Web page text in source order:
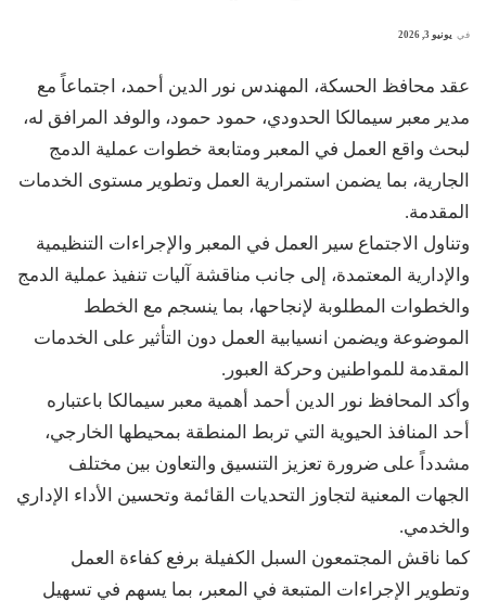
في يونيو 3, 2026
عقد محافظ الحسكة، المهندس نور الدين أحمد، اجتماعاً مع
مدير معبر سيمالكا الحدودي، حمود حمود، والوفد المرافق له،
لبحث واقع العمل في المعبر ومتابعة خطوات عملية الدمج
الجارية، بما يضمن استمرارية العمل وتطوير مستوى الخدمات
المقدمة.
وتناول الاجتماع سير العمل في المعبر والإجراءات التنظيمية
والإدارية المعتمدة، إلى جانب مناقشة آليات تنفيذ عملية الدمج
والخطوات المطلوبة لإنجاحها، بما ينسجم مع الخطط
الموضوعة ويضمن انسيابية العمل دون التأثير على الخدمات
المقدمة للمواطنين وحركة العبور.
وأكد المحافظ نور الدين أحمد أهمية معبر سيمالكا باعتباره
أحد المنافذ الحيوية التي تربط المنطقة بمحيطها الخارجي،
مشدداً على ضرورة تعزيز التنسيق والتعاون بين مختلف
الجهات المعنية لتجاوز التحديات القائمة وتحسين الأداء الإداري
والخدمي.
كما ناقش المجتمعون السبل الكفيلة برفع كفاءة العمل
وتطوير الإجراءات المتبعة في المعبر، بما يسهم في تسهيل